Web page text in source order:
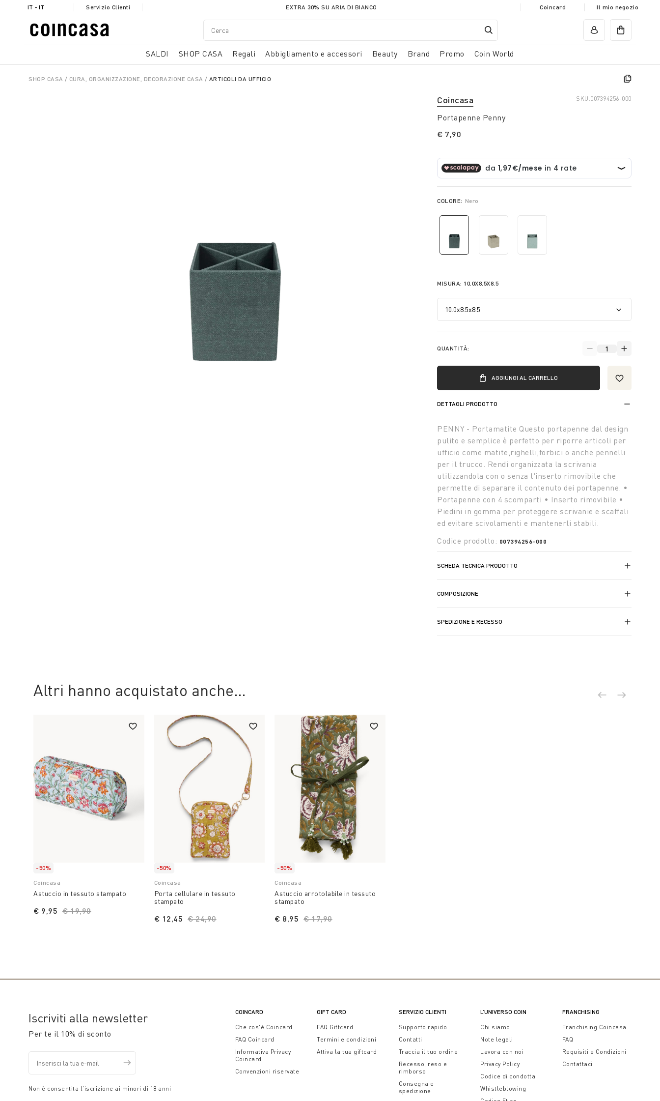
IT - IT Servizio Clienti EXTRA 30% SU ARIA DI BIANCO Coincard Il mio negozio
SALDI SHOP CASA Regali Abbigliamento e accessori Beauty Brand Promo Coin World
SHOP CASA CURA, ORGANIZZAZIONE, DECORAZIONE CASA ARTICOLI DA UFFICIO
Coincasa SKU.007394256-000
Portapenne Penny
€ 7,90
COLORE: Nero
MISURA: 10.0X8.5X8.5
QUANTITÀ:
AGGIUNGI AL CARRELLO
DETTAGLI PRODOTTO
PENNY - Portamatite Questo portapenne dal design
pulito e semplice è perfetto per riporre articoli per
ufficio come matite,righelli,forbici o anche pennelli
per il trucco. Rendi organizzata la scrivania
utilizzandola con o senza l'inserto rimovibile che
permette di separare il contenuto dei portapenne. •
Portapenne con 4 scomparti • Inserto rimovibile •
Piedini in gomma per proteggere scrivanie e scaffali
ed evitare scivolamenti e mantenerli stabili.
Codice prodotto: 007394256-000
SCHEDA TECNICA PRODOTTO
COMPOSIZIONE
SPEDIZIONE E RECESSO
Altri hanno acquistato anche…
-50%
Coincasa
Astuccio in tessuto stampato
Price reduced from
€ 19,90to
€ 9,95
-50%
Coincasa
Porta cellulare in tessuto
stampato
Price reduced from
€ 24,90to
€ 12,45
-50%
Coincasa
Astuccio arrotolabile in tessuto
stampato
Price reduced from
€ 17,90to
€ 8,95
Iscriviti alla newsletter
Per te il 10% di sconto
Non è consentita l'iscrizione ai minori di 18 anni
COINCARD
Che cos'è Coincard
FAQ Coincard
Informativa Privacy
Coincard
Convenzioni riservate
GIFT CARD
FAQ Giftcard
Termini e condizioni
Attiva la tua giftcard
SERVIZIO CLIENTI
Supporto rapido
Contatti
Traccia il tuo ordine
Recesso, reso e
rimborso
Consegna e
spedizione
L’UNIVERSO COIN
Chi siamo
Note legali
Lavora con noi
Privacy Policy
Codice di condotta
Whistleblowing
FRANCHISING
Franchising Coincasa
FAQ
Requisiti e Condizioni
Contattaci